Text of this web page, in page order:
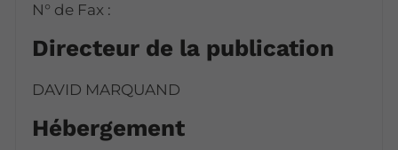
N° de Fax :
Directeur de la publication
DAVID MARQUAND
Hébergement